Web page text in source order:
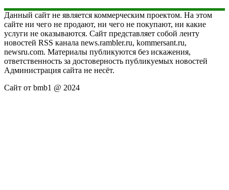
Данный сайт не является коммерческим проектом. На этом
сайте ни чего не продают, ни чего не покупают, ни какие
услуги не оказываются. Сайт представляет собой ленту
новостей RSS канала news.rambler.ru, kommersant.ru,
newsru.com. Материалы публикуются без искажения,
ответственность за достоверность публикуемых новостей
Администрация сайта не несёт.
Сайт от bmb1 @ 2024